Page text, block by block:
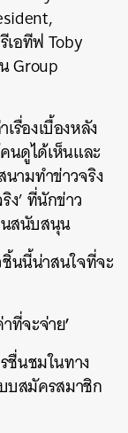
เอทีฟToby
Group
รื่องเบื้องหลัง
นดูได้เห็นและ
นามทำข่าวจริง
ง’ที่นักข่าว
สนับสนุน
นนี้น่าสนใจที่จะ
ที่จะจ่าย’
ชื่นชมในทาง
บสมัครสมาชิก